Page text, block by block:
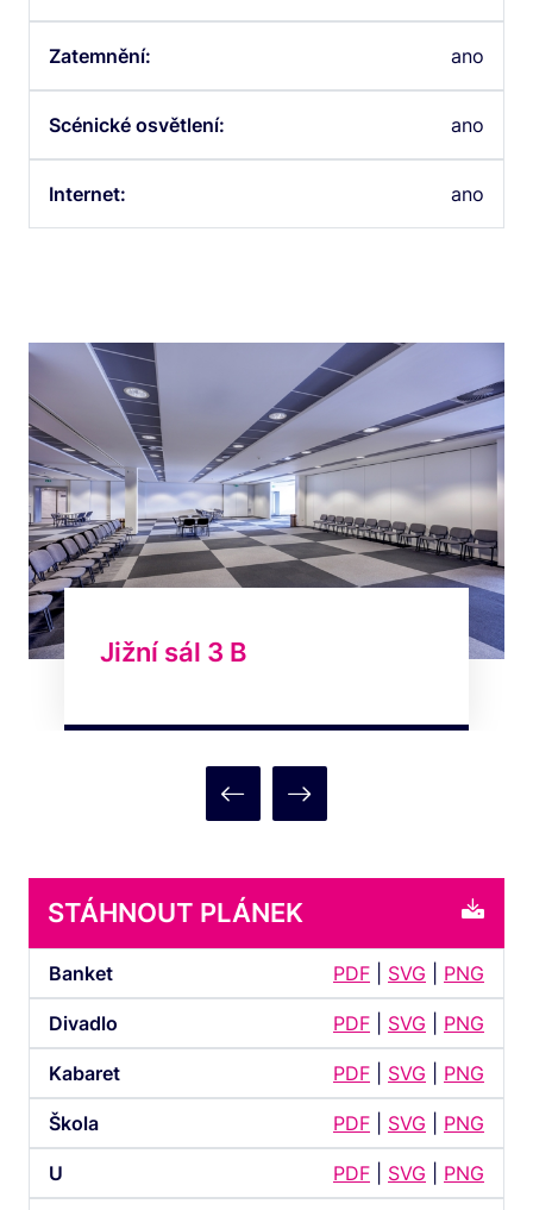
Zatemnění: ano
Scénické osvětlení: ano
Internet: ano
Jižní sál 3 B
STÁHNOUT PLÁNEK
Banket PDF SVG PNG
Divadlo PDF SVG PNG
Kabaret PDF SVG PNG
Škola PDF SVG PNG
U PDF SVG PNG